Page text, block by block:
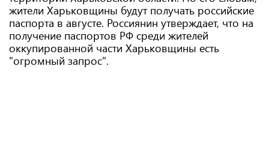
жители Харьковщины будут получать российские
паспорта в августе. Россиянин утверждает, что на
получение паспортов РФ среди жителей
оккупированной части Харьковщины есть
"огромный запрос".